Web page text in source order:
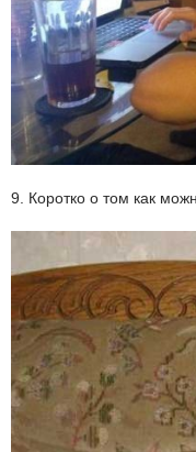
9. Коротко о том как